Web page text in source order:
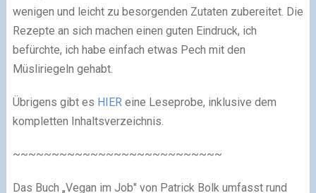
wenigen und leicht zu besorgenden Zutaten zubereitet. Die
Rezepte an sich machen einen guten Eindruck, ich
befürchte, ich habe einfach etwas Pech mit den
Müsliriegeln gehabt.
Übrigens gibt es HIER eine Leseprobe, inklusive dem
kompletten Inhaltsverzeichnis.
~~~~~~~~~~~~~~~~~~~~~~~~~~~
Das Buch „Vegan im Job" von Patrick Bolk umfasst rund